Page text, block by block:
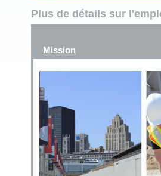
Plus de détails sur
Mission